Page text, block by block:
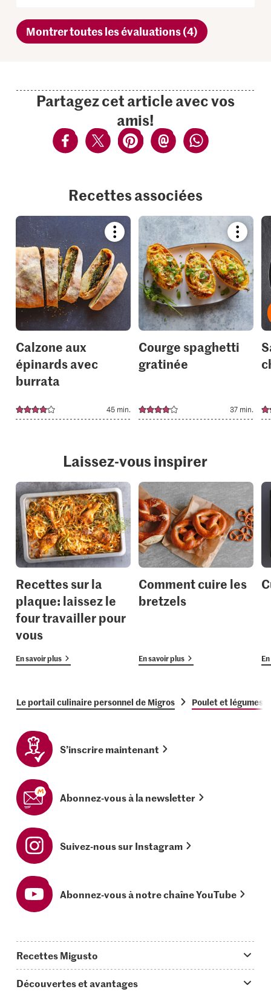
Montrer toutes les évaluations (4)
Partagez cet article avec vos
amis!
Recettes associées
Bookmark
recipe
or
add
it
to
your
collections.
Calzone aux
épinards avec
burrata
45 min.
recipe
or
add
it
to
your
Courge spaghetti
gratinée
37 min.
Laissez-vous inspirer
Recettes sur la
plaque: laissez le
four travailler pour
vous
En savoir plus
Comment cuire les
bretzels
En savoir plus
Le portail culinaire personnel de Migros Poulet et légumes
S’inscrire maintenant
Abonnez-vous à la newsletter
Suivez-nous sur Instagram
Abonnez-vous à notre chaîne YouTube
Recettes Migusto
Découvertes et avantages